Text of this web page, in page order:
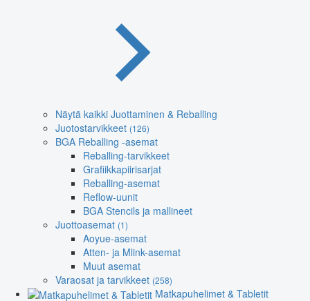
Näytä kaikki Juottaminen & Reballing
Juotostarvikkeet (126)
BGA Reballing -asemat
Reballing-tarvikkeet
Grafiikkapiirisarjat
Reballing-asemat
Reflow-uunit
BGA Stencils ja mallineet
Juottoasemat (1)
Aoyue-asemat
Atten- ja Mlink-asemat
Muut asemat
Varaosat ja tarvikkeet (258)
Matkapuhelimet & Tabletit